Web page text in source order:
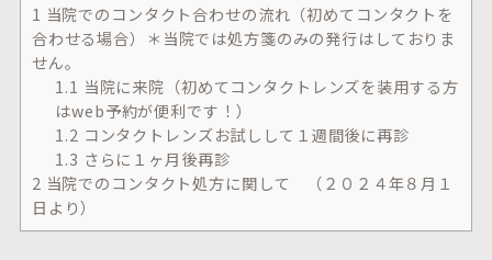
1 当院でのコンタクト合わせの流れ（初めてコンタクトを
合わせる場合）＊当院では処方箋のみの発行はしておりま
せん。
1.1 当院に来院（初めてコンタクトレンズを装用する方
はweb予約が便利です！）
1.2 コンタクトレンズお試しして１週間後に再診
1.3 さらに１ヶ月後再診
2 当院でのコンタクト処方に関して （２０２４年８月１
日より）